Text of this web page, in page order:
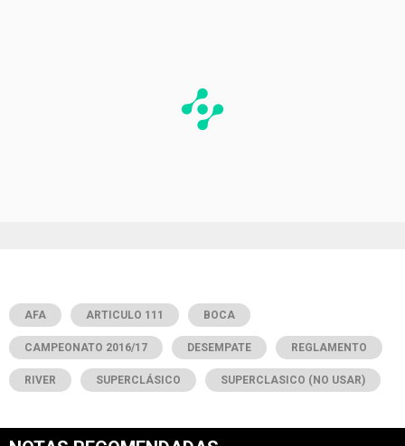
AFA ARTICULO 111 BOCA
CAMPEONATO 2016/17 DESEMPATE REGLAMENTO
RIVER SUPERCLÁSICO SUPERCLASICO (NO USAR)